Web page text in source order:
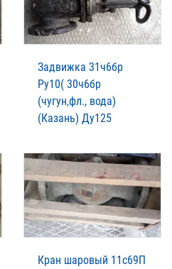
Задвижка 31ч6бр
Ру10( 30ч6бр
(чугун,фл., вода)
(Казань) Ду125
Кран шаровый 11с69П